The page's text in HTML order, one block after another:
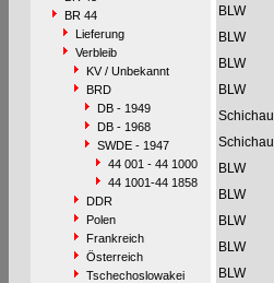
BR 44
Lieferung
Verbleib
KV / Unbekannt
BRD
DB - 1949
DB - 1968
SWDE - 1947
44 001 - 44 1000
44 1001-44 1858
DDR
Polen
Frankreich
Österreich
Tschechoslowakei
BLW
BLW
BLW
BLW
Schichau
Schichau
BLW
BLW
BLW
BLW
BLW